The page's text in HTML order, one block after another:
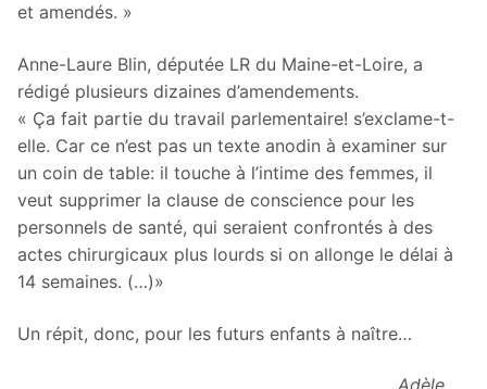
et amendés. »
Anne-Laure Blin, députée LR du Maine-et-Loire, a
rédigé plusieurs dizaines d’amendements.
« Ça fait partie du travail parlementaire! s’exclame-t-
elle. Car ce n’est pas un texte anodin à examiner sur
un coin de table: il touche à l’intime des femmes, il
veut supprimer la clause de conscience pour les
personnels de santé, qui seraient confrontés à des
actes chirurgicaux plus lourds si on allonge le délai à
14 semaines. (…)»
Un répit, donc, pour les futurs enfants à naître…